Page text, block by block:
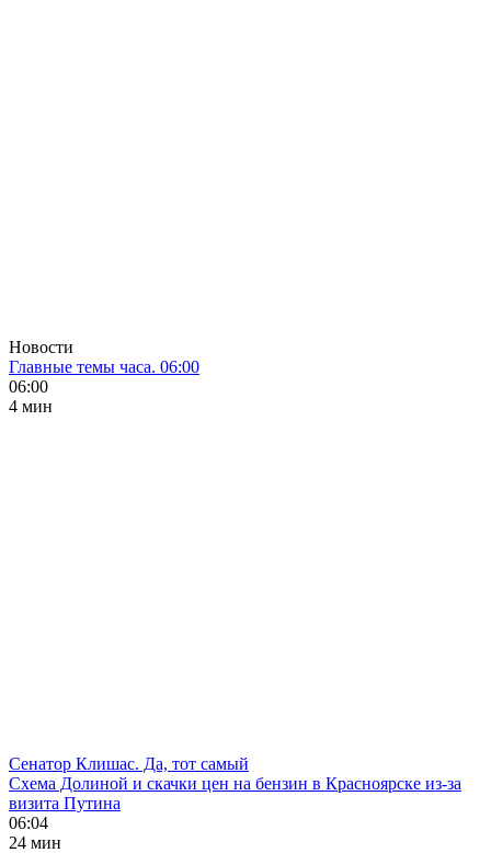
Новости
Главные темы часа. 06:00
06:00
4 мин
Сенатор Клишас. Да, тот самый
Схема Долиной и скачки цен на бензин в Красноярске из-за
визита Путина
06:04
24 мин